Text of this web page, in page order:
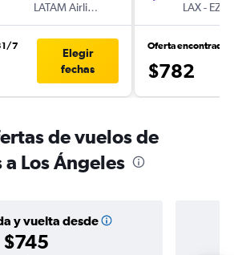
LATAM Airlines
7
Elegir
fechas
LAX- EZE
Oferta encontrada
$782
de vuelos de
Los Ángeles
y vuelta desde
$745